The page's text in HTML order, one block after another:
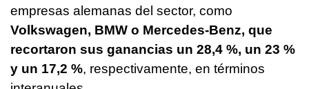
empresas alemanas del sector, como
Volkswagen, BMW o Mercedes-Benz, que
recortaron sus ganancias un 28,4 %, un 23 %
y un 17,2 %, respectivamente, en términos